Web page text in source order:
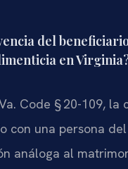
del
en
Code § 20-109, la
con una persona
análoga al